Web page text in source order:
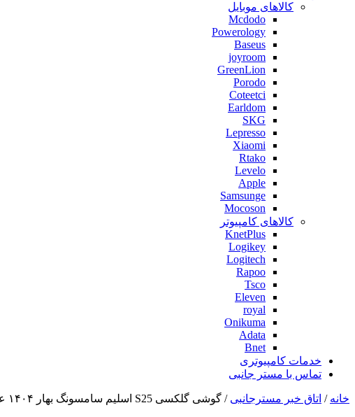
کالاهای موبایل
Mcdodo
Powerology
Baseus
joyroom
GreenLion
Porodo
Coteetci
Earldom
SKG
Lepresso
Xiaomi
Rtako
Levelo
Apple
Samsunge
Mocoson
کالاهای کامپیوتر
KnetPlus
Logikey
Logitech
Rapoo
Tsco
Eleven
royal
Onikuma
Adata
Bnet
خدمات کامپیوتری
تماس با مستر جانبی
خانه / اتاق خبر مسترجانبی / گوشی گلکسی S25 اسلیم سامسونگ بهار ۱۴۰۴ عرضه می‌شود